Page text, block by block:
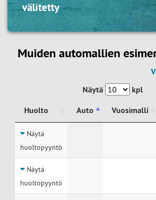
välitetty
Muiden automallien
Näytä
kpl
Huolto
Auto Vuosimalli
Huolto
Näytä
huoltopyyntö
Näytä
huoltopyyntö